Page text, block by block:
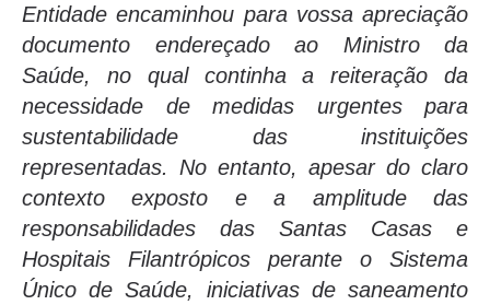
Entidade encaminhou para vossa apreciação
documento endereçado ao Ministro da
Saúde, no qual continha a reiteração da
necessidade de medidas urgentes para
sustentabilidade das instituições
representadas. No entanto, apesar do claro
contexto exposto e a amplitude das
responsabilidades das Santas Casas e
Hospitais Filantrópicos perante o Sistema
Único de Saúde, iniciativas de saneamento